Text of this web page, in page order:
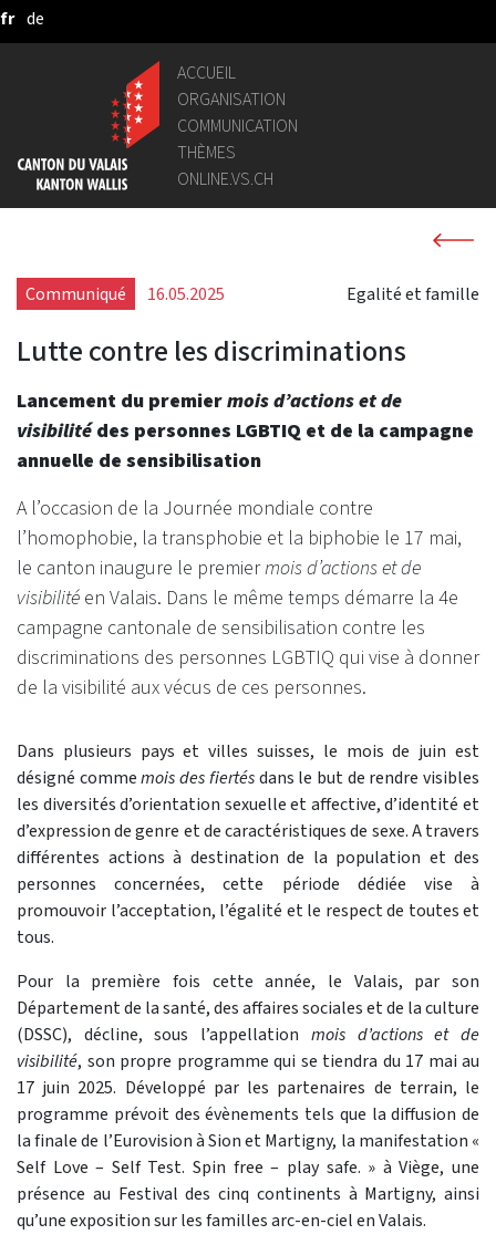
Saut au contenu principal
fr de
ACCUEIL
ORGANISATION
COMMUNICATION
THÈMES
ONLINE.VS.CH
Communiqué 16.05.2025 Egalité et famille
Lutte contre les discriminations
Lancement du premiermois d’actions et de
visibilitédes personnes LGBTIQ et de la campagne
annuelle de sensibilisation
A l’occasion de la Journée mondiale contre
l’homophobie, la transphobie et la biphobie le 17 mai,
le canton inaugure le premiermois d’actions et de
visibilité en Valais. Dans le même temps démarre la 4e
campagne cantonale de sensibilisation contre les
discriminations des personnes LGBTIQ qui vise à donner
de la visibilité aux vécus de ces personnes.
Dans plusieurs pays et villes suisses, le mois de juin est
désigné commemois des fiertésdans le but de rendre visibles
les diversités d’orientation sexuelle et affective, d’identité et
d’expression de genre et de caractéristiques de sexe. A travers
différentes actions à destination de la population et des
personnes concernées, cette période dédiée vise à
promouvoir l’acceptation, l’égalité et le respect de toutes et
tous.
Pour la première fois cette année, le Valais, par son
Département de la santé, des affaires sociales et de la culture
(DSSC), décline, sous l’appellation mois d’actions et de
visibilité, son propre programme qui se tiendra du 17 mai au
17 juin 2025. Développé par les partenaires de terrain, le
programme prévoit des évènements tels que la diffusion de
la finale de l’Eurovision à Sion et Martigny, la manifestation «
Self Love – Self Test. Spin free – play safe. » à Viège, une
présence au Festival des cinq continents à Martigny, ainsi
qu’une exposition sur les familles arc-en-ciel en Valais.